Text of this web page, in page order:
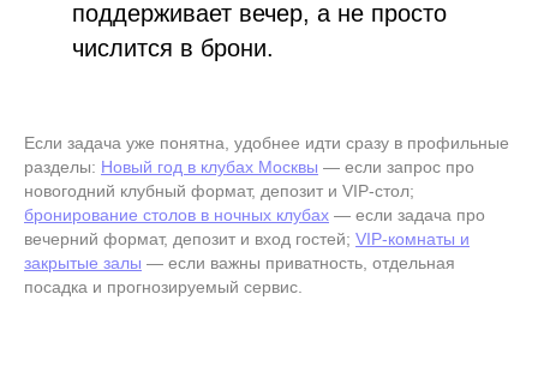
поддерживает вечер, а не просто
числится в брони.
Если задача уже понятна, удобнее идти сразу в профильные
разделы: Новый год в клубах Москвы — если запрос про
новогодний клубный формат, депозит и VIP-стол;
бронирование столов в ночных клубах — если задача про
вечерний формат, депозит и вход гостей; VIP-комнаты и
закрытые залы — если важны приватность, отдельная
посадка и прогнозируемый сервис.